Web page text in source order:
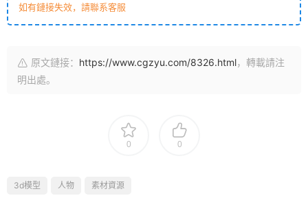
如有鏈接失效，請聯系客服
原文鏈接： https://www.cgzyu.com/8326.html，轉載請注
明出處。
0 0
3d模型 人物 素材資源